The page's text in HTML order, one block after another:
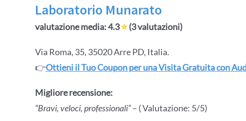
Laboratorio Munarato
valutazione media: 4.3⭐(3 valutazioni)
Via Roma, 35, 35020 Arre PD, Italia.
👉Ottieni il Tuo Coupon per una Visita Gratuita con
Migliore recensione:
“Bravi, veloci, professionali”– ( Valutazione: 5/5)